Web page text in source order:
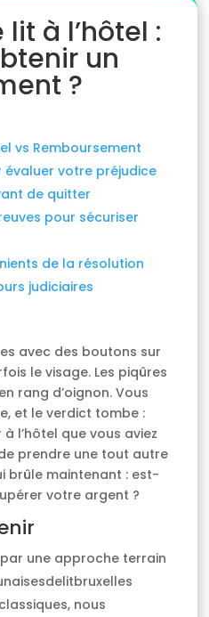
à l’hôtel :
un
?
vs Remboursement
votre préjudice
de quitter
pour sécuriser
de la résolution
judiciaires
avec des boutons sur
le visage. Les piqûres
rang d’oignon. Vous
et le verdict tombe :
l’hôtel que vous aviez
prendre une tout autre
brûle maintenant : est-
votre argent ?
une approche terrain
nous